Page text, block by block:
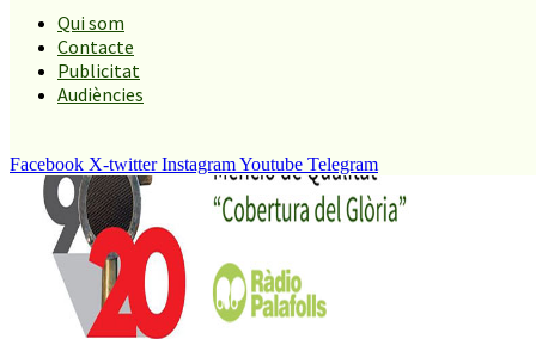
Qui som
Contacte
Publicitat
Audiències
Facebook X-twitter InstagramYoutube Telegram
Blanes
La Selva